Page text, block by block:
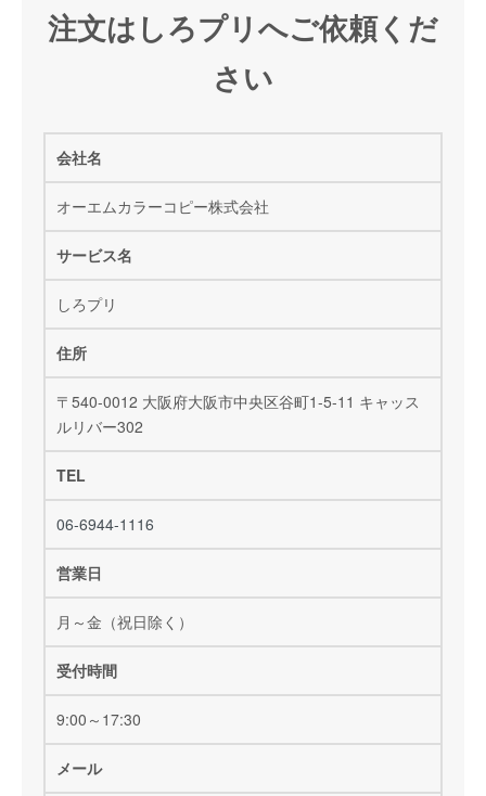
注文はしろプリへご依頼くだ
さい
会社名
オーエムカラーコピー株式会社
サービス名
しろプリ
住所
〒540-0012 大阪府大阪市中央区谷町1-5-11 キャッス
ルリバー302
TEL
06-6944-1116
営業日
月～金（祝日除く）
受付時間
9:00～17:30
メール